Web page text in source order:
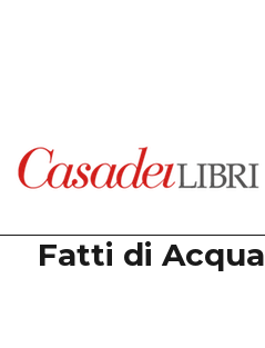
Fatti di Acqua